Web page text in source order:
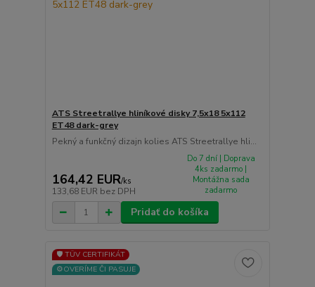
ATS Streetrallye hliníkové disky 7,5x18 5x112
ET48 dark-grey
Pekný a funkčný dizajn kolies ATS Streetrallye hli...
164,42 EUR/ks
133,68 EUR bez DPH
Do 7 dní | Doprava
4ks zadarmo |
Montážna sada
zadarmo
Pridať do košíka
🛡️ TÜV CERTIFIKÁT
⚙️OVERÍME ČI PASUJE